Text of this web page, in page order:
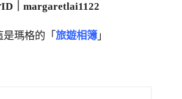
｜margaretlai1122
瑪格的「 旅遊相簿 」